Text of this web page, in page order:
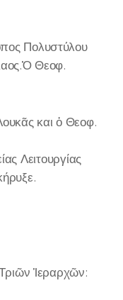
Πολυστύλου
Θεοφ.
και ὁ Θεοφ.
Λειτουργίας
Ἱεραρχῶν: